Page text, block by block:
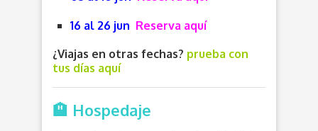
16 al 26 jun Reserva aquí
¿Viajas en otras fechas? prueba con
tus días aquí
🏨 Hospedaje